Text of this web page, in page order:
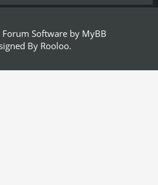
Software by MyBB
By Rooloo.